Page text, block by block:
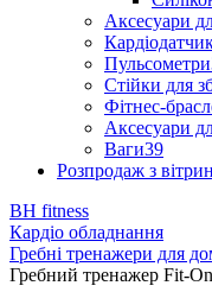
Аксесуари
Пульсометри
Стійки для
Фітнес-
Аксесуари
Ваги39
Розпродаж з
BH fitness
Кардіо обладнання
Гребні тренажери для
Гребний тренажер Fit-